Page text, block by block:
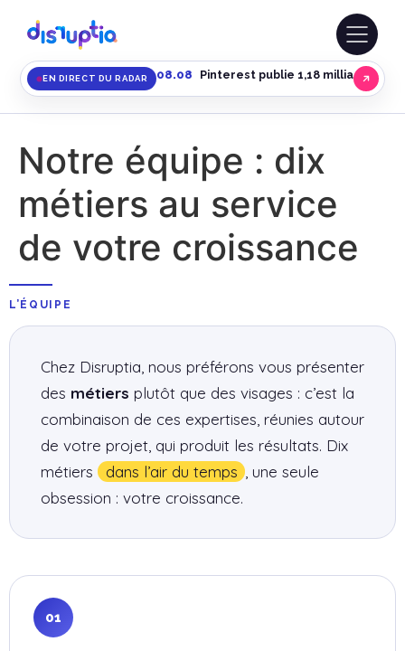
EN DIRECT DU RADAR 08.08 Pinterest publie 1,18 milliard de
Notre équipe : dix
métiers au service
de votre croissance
L’ÉQUIPE
Chez Disruptia, nous préférons vous présenter
des métiers plutôt que des visages : c’est la
combinaison de ces expertises, réunies autour
de votre projet, qui produit les résultats. Dix
métiers
dans l’air du temps
, une seule
obsession : votre croissance.
01